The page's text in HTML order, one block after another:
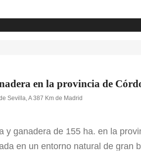
a escasos 50 minutos de la
en la provincia de
Sevilla, A 387 Km de Madrid
y ganadera de 155 ha. en la
en un entorno natural de gran